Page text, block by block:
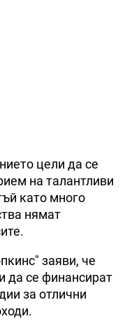
цели да се
на талантливи
като много
нямат
заяви, че
да се финансират
за отлични